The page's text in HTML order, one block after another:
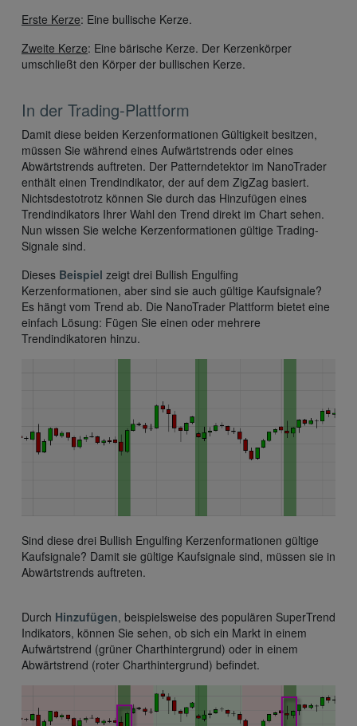
Erste Kerze: Eine bullische Kerze.
Zweite Kerze: Eine bärische Kerze. Der Kerzenkörper
umschließt den Körper der bullischen Kerze.
In der Trading-Plattform
Damit diese beiden Kerzenformationen Gültigkeit besitzen,
müssen Sie während eines Aufwärtstrends oder eines
Abwärtstrends auftreten. Der Patterndetektor im NanoTrader
enthält einen Trendindikator, der auf dem ZigZag basiert.
Nichtsdestotrotz können Sie durch das Hinzufügen eines
Trendindikators Ihrer Wahl den Trend direkt im Chart sehen.
Nun wissen Sie welche Kerzenformationen gültige Trading-
Signale sind.
Dieses Beispiel zeigt drei Bullish Engulfing
Kerzenformationen, aber sind sie auch gültige Kaufsignale?
Es hängt vom Trend ab. Die NanoTrader Plattform bietet eine
einfach Lösung: Fügen Sie einen oder mehrere
Trendindikatoren hinzu.
Sind diese drei Bullish Engulfing Kerzenformationen gültige
Kaufsignale? Damit sie gültige Kaufsignale sind, müssen sie in
Abwärtstrends auftreten.
Durch Hinzufügen, beispielsweise des populären SuperTrend
Indikators, können Sie sehen, ob sich ein Markt in einem
Aufwärtstrend (grüner Charthintergrund) oder in einem
Abwärtstrend (roter Charthintergrund) befindet.